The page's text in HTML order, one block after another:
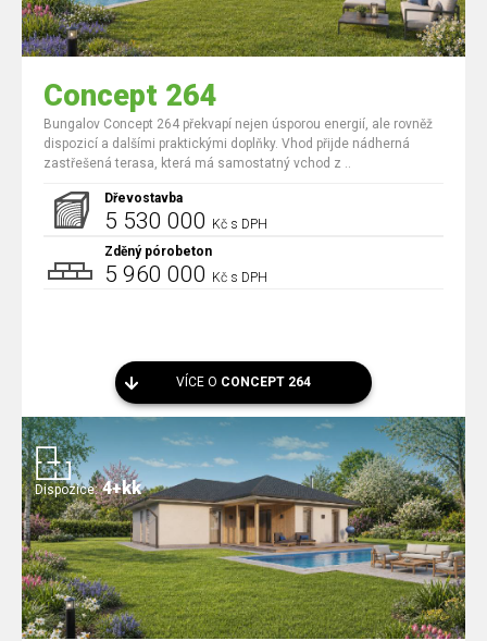
Concept 264
Bungalov Concept 264 překvapí nejen úsporou energií, ale rovněž
dispozicí a dalšími praktickými doplňky. Vhod přijde nádherná
zastřešená terasa, která má samostatný vchod z ..
Dřevostavba
5 530 000 Kč s DPH
Zděný pórobeton
5 960 000 Kč s DPH
VÍCE O CONCEPT 264
Dispozice: 4+kk